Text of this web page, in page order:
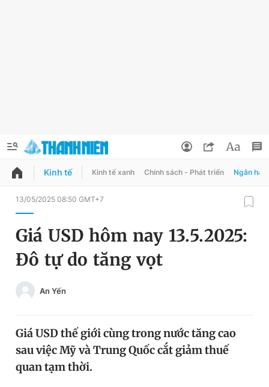
QUẢNG CÁO
Chuyên mục
Chuyên mục khác
Tin thị trường Tin 360
Đổi mật khẩu
Tin đã lưu
Tin đã xem
Đăng xuất
Kinh tế Kinh tế xanh Chính sách - Phát triển Ngân
13/05/2025 08:50 GMT+7
Giá USD hôm nay 13.5.2025:
Đô tự do tăng vọt
An Yến
Giá USD thế giới cùng trong nước tăng cao
sau việc Mỹ và Trung Quốc cắt giảm thuế
quan tạm thời.